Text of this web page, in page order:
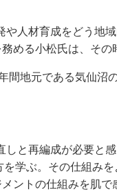
人材育成をどう
める小松氏は、その
地元である気仙沼
と再編成が必要
を学ぶ。その仕組
ントの仕組みを肌